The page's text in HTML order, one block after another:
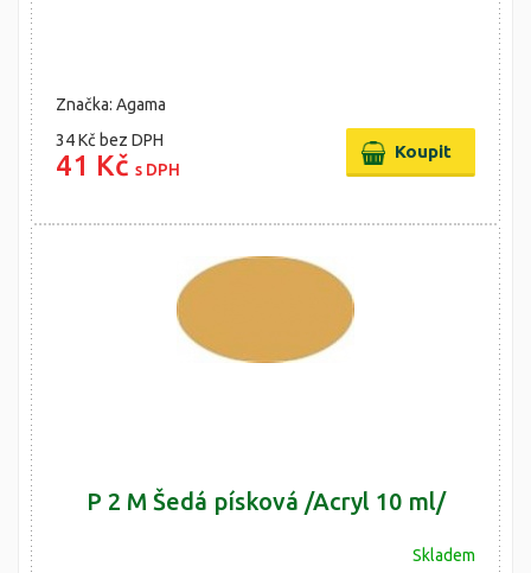
Značka: Agama
34 Kč bez DPH
41 Kč s DPH
P 2 M Šedá písková /Acryl 10 ml/
Skladem